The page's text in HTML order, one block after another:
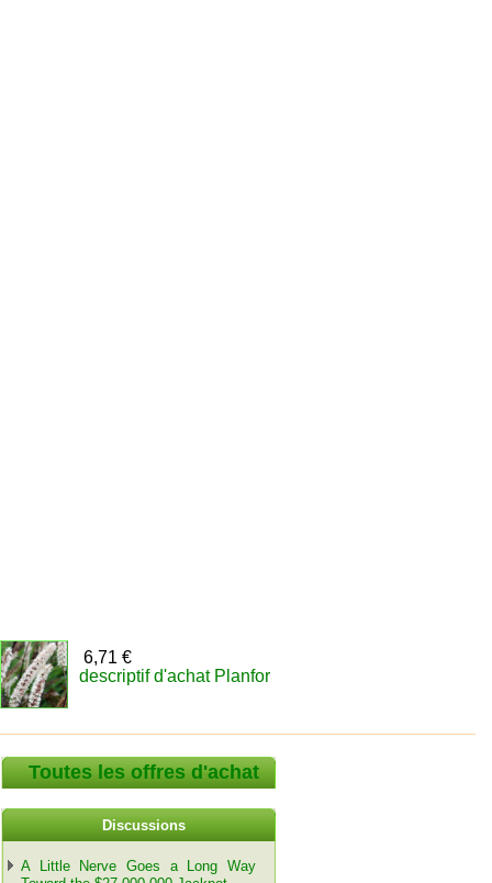
6,71 €
descriptif d'achat Planfor
Toutes les offres d'achat
Discussions
A Little Nerve Goes a Long Way